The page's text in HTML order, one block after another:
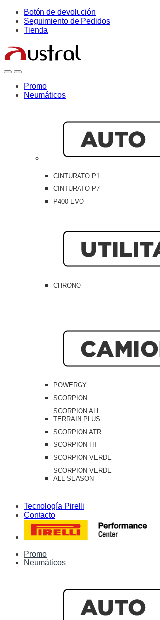
Skip
navigation
Skip
content
Botón de devolución
Seguimiento de Pedidos
Tienda
OpenClose
Promo
Neumáticos
CINTURATO P1
CINTURATO P7
P400 EVO
CHRONO
POWERGY
SCORPION
SCORPION ALL
TERRAIN PLUS
SCORPION ATR
SCORPION HT
SCORPION VERDE
SCORPION VERDE
ALL SEASON
Tecnología Pirelli
Contacto
Promo
Neumáticos